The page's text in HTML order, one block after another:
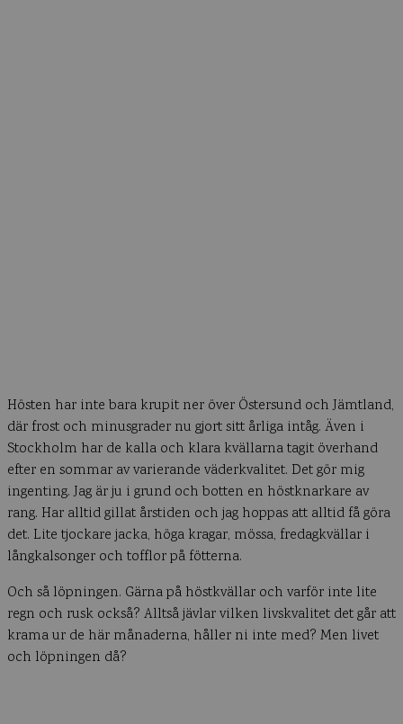
Hösten har inte bara krupit ner över Östersund och Jämtland,
där frost och minusgrader nu gjort sitt årliga intåg. Även i
Stockholm har de kalla och klara kvällarna tagit överhand
efter en sommar av varierande väderkvalitet. Det gör mig
ingenting. Jag är ju i grund och botten en höstknarkare av
rang. Har alltid gillat årstiden och jag hoppas att alltid få göra
det. Lite tjockare jacka, höga kragar, mössa, fredagkvällar i
långkalsonger och tofflor på fötterna.
Och så löpningen. Gärna på höstkvällar och varför inte lite
regn och rusk också? Alltså jävlar vilken livskvalitet det går att
krama ur de här månaderna, håller ni inte med? Men livet
och löpningen då?